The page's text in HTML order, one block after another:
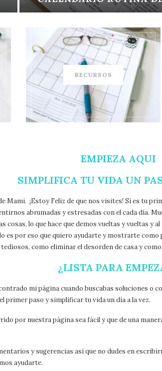
RECURSOS
EMPIEZA AQUI
SIMPLIFICA TU VIDA UN
Mami. ¡Estoy Feliz de que nos visites! Si es tu
abrumadas y estresadas con el cada día.
cosas, lo que hace que demos vueltas y vueltas y
es por eso que quiero ayudarte y mostrarte
como eliminar el desorden de casa y
¿LISTA PARA
mi página cuando buscabas soluciones o
primer paso y simplificar tu vida un día a la vez.
por nuestra página sea fácil y que de una
y sugerencias así que no dudes en
ayudarte.